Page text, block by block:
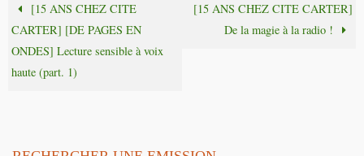
[15 ANS CHEZ CITE
CARTER] [DE PAGES EN
ONDES] Lecture sensible à voix
haute (part. 1)
[15 ANS CHEZ CITE CARTER]
De la magie à la radio !